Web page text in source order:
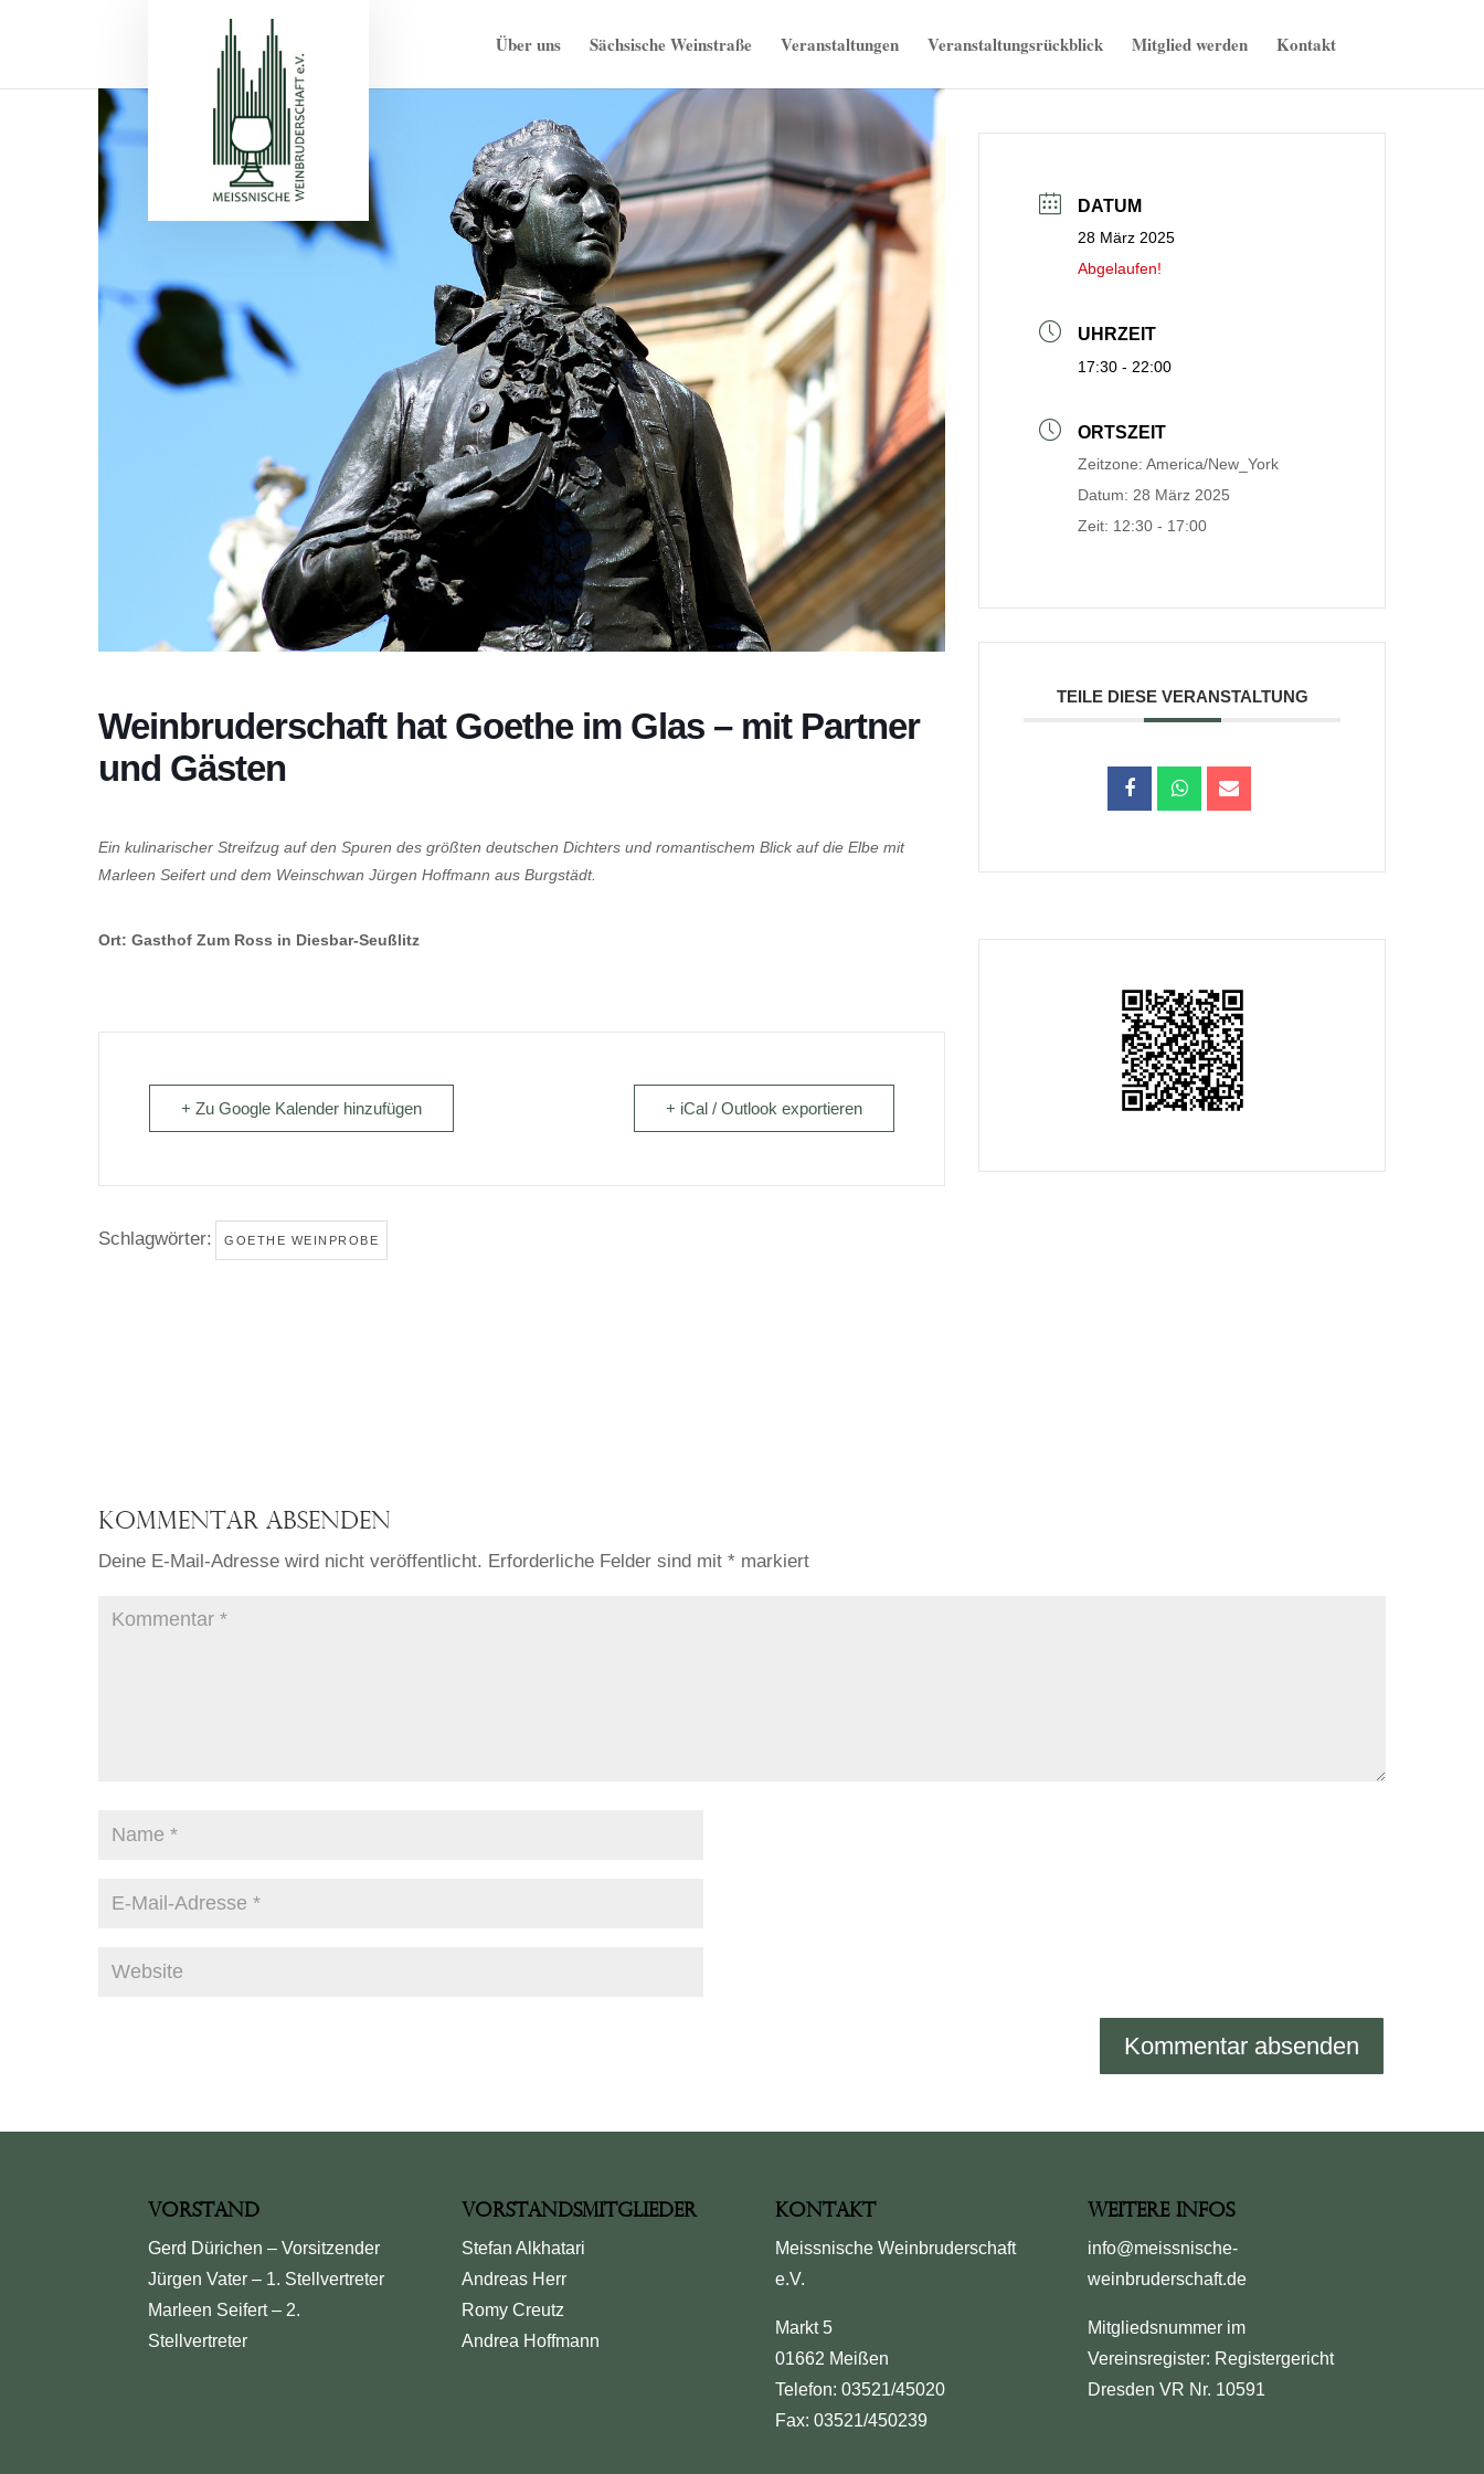
Über uns Sächsische Weinstraße Veranstaltungen Veranstaltungsrückblick Mitglied werden Kontakt
Weinbruderschaft hat Goethe im Glas – mit Partner
und Gästen
Ein kulinarischer Streifzug auf den Spuren des größten deutschen Dichters und romantischem Blick auf die Elbe mit
Marleen Seifert und dem Weinschwan Jürgen Hoffmann aus Burgstädt.
Ort: Gasthof Zum Ross in Diesbar-Seußlitz
+ Zu Google Kalender hinzufügen + iCal / Outlook exportieren
Schlagwörter: GOETHE WEINPROBE
DATUM
28 März 2025
Abgelaufen!
UHRZEIT
17:30 - 22:00
ORTSZEIT
Zeitzone:America/New_York
Datum: 28 März 2025
Zeit: 12:30 - 17:00
TEILE DIESE VERANSTALTUNG
Kommentar absenden
Deine E-Mail-Adresse wird nicht veröffentlicht. Erforderliche Felder sind mit * markiert
Vorstand
Gerd Dürichen – Vorsitzender
Jürgen Vater – 1. Stellvertreter
Marleen Seifert – 2.
Stellvertreter
Vorstandsmitglieder
Stefan Alkhatari
Andreas Herr
Romy Creutz
Andrea Hoffmann
Kontakt
Meissnische Weinbruderschaft
e.V.
Markt 5
01662 Meißen
Telefon: 03521/45020
Fax: 03521/450239
Weitere Infos
info@meissnische-
weinbruderschaft.de
Mitgliedsnummer im
Vereinsregister: Registergericht
Dresden VR Nr. 10591